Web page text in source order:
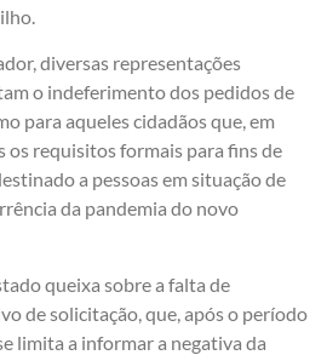
diversas representações
o indeferimento dos pedidos de
para aqueles cidadãos que, em
os requisitos formais para fins de
a pessoas em situação de
da pandemia do novo
queixa sobre a falta de
de solicitação, que, após o período
limita a informar a negativa da